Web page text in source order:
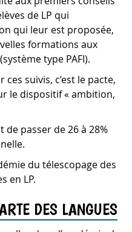
de LP qui
qui leur est proposée,
formations aux
type PAFI).
suivis, c’est le pacte,
le dispositif « ambition,
passer de 26 à 28%
du télescopage des
en LP.
DES LANGUES